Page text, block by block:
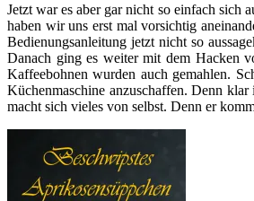
Jetzt war es aber gar nicht so einfach sich
haben wir uns erst mal vorsichtig
Bedienungsanleitung jetzt nicht so
Danach ging es weiter mit dem Hacken
Kaffeebohnen wurden auch gemahlen.
Küchenmaschine anzuschaffen. Denn
macht sich vieles von selbst. Denn er